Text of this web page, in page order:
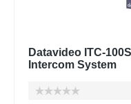
Datavideo ITC-
Intercom System